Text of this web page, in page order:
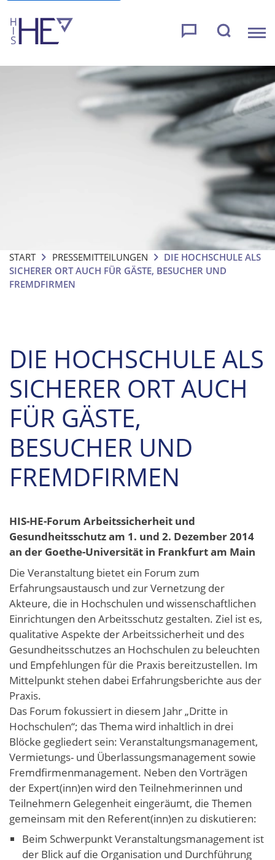
START PRESSEMITTEILUNGEN
DIE HOCHSCHULE ALS
SICHERER ORT AUCH FÜR GÄSTE, BESUCHER UND
FREMDFIRMEN
DIE HOCHSCHULE ALS
SICHERER ORT AUCH
FÜR GÄSTE,
BESUCHER UND
FREMDFIRMEN
HIS-HE-Forum Arbeitssicherheit und
Gesundheitsschutz am 1. und 2. Dezember 2014
an der Goethe-Universität in Frankfurt am Main
Die Veranstaltung bietet ein Forum zum
Erfahrungsaustausch und zur Vernetzung der
Akteure, die in Hochschulen und wissenschaftlichen
Einrichtungen den Arbeitsschutz gestalten. Ziel ist es,
qualitative Aspekte der Arbeitssicherheit und des
Gesundheitsschutzes an Hochschulen zu beleuchten
und Empfehlungen für die Praxis bereitzustellen. Im
Mittelpunkt stehen dabei Erfahrungsberichte aus der
Praxis.
Das Forum fokussiert in diesem Jahr „Dritte in
Hochschulen“; das Thema wird inhaltlich in drei
Blöcke gegliedert sein: Veranstaltungsmanagement,
Vermietungs- und Überlassungsmanagement sowie
Fremdfirmenmanagement. Neben den Vorträgen
der Expert(inn)en wird den Teilnehmerinnen und
Teilnehmern Gelegenheit eingeräumt, die Themen
gemeinsam mit den Referent(inn)en zu diskutieren:
Beim Schwerpunkt Veranstaltungsmanagement ist
der Blick auf die Organisation und Durchführung